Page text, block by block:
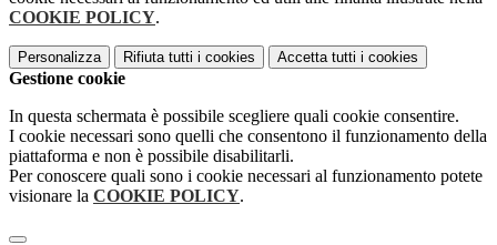
COOKIE POLICY.
Personalizza Rifiuta tutti i cookies Accetta tutti i cookies
Gestione cookie
In questa schermata è possibile scegliere quali cookie consentire.
I cookie necessari sono quelli che consentono il funzionamento della
piattaforma e non è possibile disabilitarli.
Per conoscere quali sono i cookie necessari al funzionamento potete
visionare la COOKIE POLICY.